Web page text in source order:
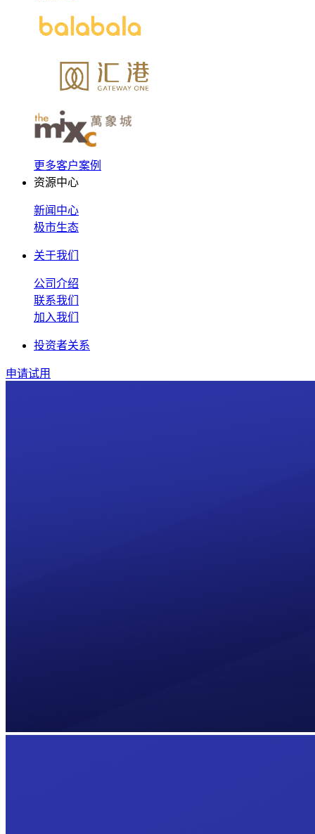
更多客户案例
资源中心
新闻中心
极市生态
关于我们
公司介绍
联系我们
加入我们
投资者关系
申请试用